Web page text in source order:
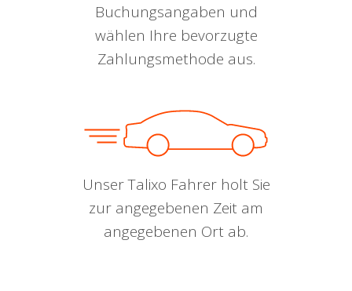
Buchungsangaben und
wählen Ihre bevorzugte
Zahlungsmethode aus.
Unser Talixo Fahrer holt Sie
zur angegebenen Zeit am
angegebenen Ort ab.